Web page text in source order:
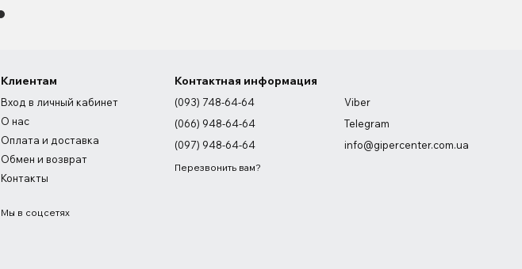
Клиентам
Вход в личный кабинет
О нас
Оплата и доставка
Обмен и возврат
Контакты
Мы в соцсетях
Контактная информация
(093) 748-64-64
(066) 948-64-64
(097) 948-64-64
Перезвонить вам?
Viber
Telegram
info@gipercenter.com.ua